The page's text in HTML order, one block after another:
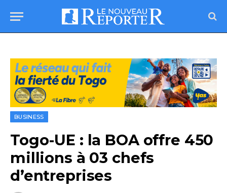
BUSINESS
Togo-UE : la BOA offre 450
millions à 03 chefs
d’entreprises